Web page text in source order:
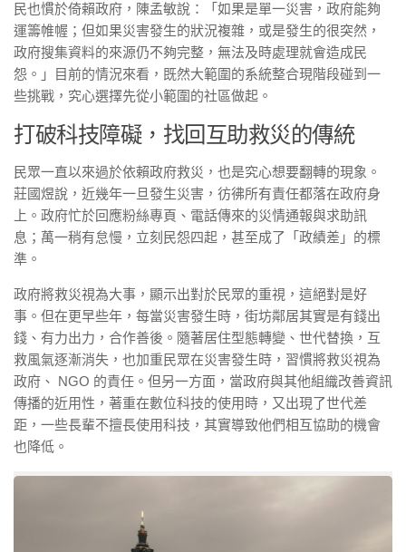
民也慣於倚賴政府，陳孟敏說：「如果是單一災害，政府能夠
運籌帷幄；但如果災害發生的狀況複雜，或是發生的很突然，
政府搜集資料的來源仍不夠完整，無法及時處理就會造成民
怨。」目前的情況來看，既然大範圍的系統整合現階段碰到一
些挑戰，究心選擇先從小範圍的社區做起。
打破科技障礙，找回互助救災的傳統
民眾一直以來過於依賴政府救災，也是究心想要翻轉的現象。
莊國煜說，近幾年一旦發生災害，彷彿所有責任都落在政府身
上。政府忙於回應粉絲專頁、電話傳來的災情通報與求助訊
息；萬一稍有怠慢，立刻民怨四起，甚至成了「政績差」的標
準。
政府將救災視為大事，顯示出對於民眾的重視，這絕對是好
事。但在更早些年，每當災害發生時，街坊鄰居其實是有錢出
錢、有力出力，合作善後。隨著居住型態轉變、世代替換，互
救風氣逐漸消失，也加重民眾在災害發生時，習慣將救災視為
政府、 NGO 的責任。但另一方面，當政府與其他組織改善資訊
傳播的近用性，著重在數位科技的使用時，又出現了世代差
距，一些長輩不擅長使用科技，其實導致他們相互協助的機會
也降低。